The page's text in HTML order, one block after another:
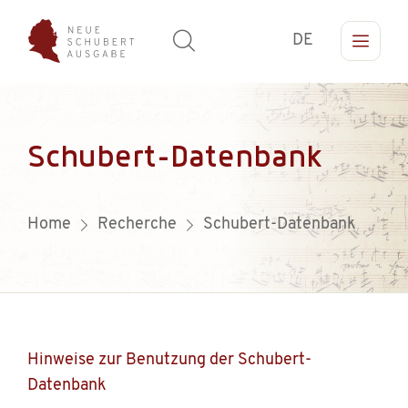
DE
Schubert-Datenbank
Home Recherche Schubert-Datenbank
Hinweise zur Benutzung der Schubert-
Datenbank